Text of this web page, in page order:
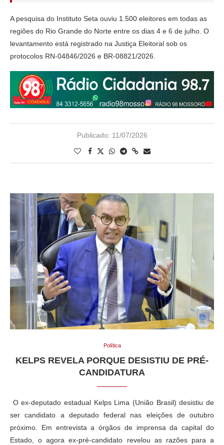
A pesquisa do Instituto Seta ouviu 1.500 eleitores em todas as
regiões do Rio Grande do Norte entre os dias 4 e 6 de julho. O
levantamento está registrado na Justiça Eleitoral sob os
protocolos RN-04846/2026 e BR-08821/2026.
Publicado: 11/07/2026
Política
KELPS REVELA PORQUE DESISTIU DE PRÉ-
CANDIDATURA
O ex-deputado estadual Kelps Lima (União Brasil) desistiu de
ser candidato a deputado federal nas eleições de outubro
próximo. Em entrevista a órgãos de imprensa da capital do
Estado, o agora ex-pré-candidato revelou as razões para a